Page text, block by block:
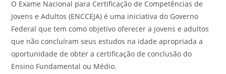
O Exame Nacional para Certificação de Competências de
Jovens e Adultos (ENCCEJA) é uma iniciativa do Governo
Federal que tem como objetivo oferecer a jovens e adultos
que não concluíram seus estudos na idade apropriada a
oportunidade de obter a certificação de conclusão do
Ensino Fundamental ou Médio.